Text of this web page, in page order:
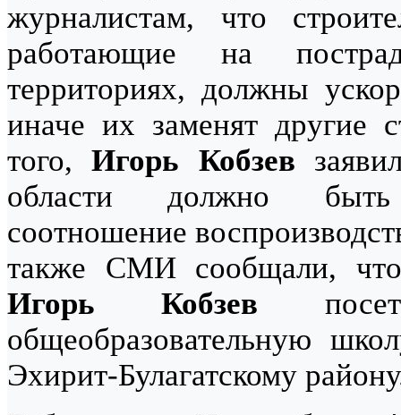
журналистам, что
работающие на
территориях, должны
иначе их заменят другие
того,Игорь Кобзев
области должно быть
соотношение
также СМИ сообщали, что
Игорь Кобзев
общеобразовательную
Эхирит-Булагатскому